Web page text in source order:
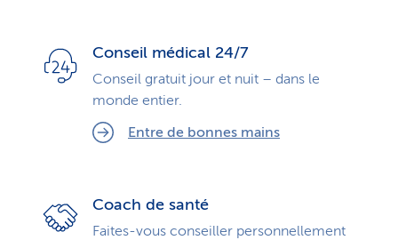
Conseil médical 24/7
Conseil gratuit jour et nuit – dans le
monde entier.
Entre de bonnes mains
Coach de santé
Faites-vous conseiller personnellement